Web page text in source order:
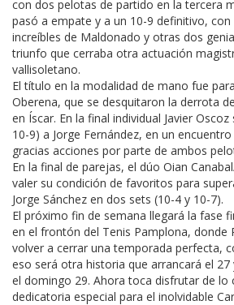
con dos pelotas de partido en la tercera
pasó a empate y a un 10-9 definitivo, con
increíbles de Maldonado y otras dos
triunfo que cerraba otra actuación
vallisoletano.
El título en la modalidad de mano fue
Oberena, que se desquitaron la derrota
en Íscar. En la final individual Javier
10-9) a Jorge Fernández, en un
gracias acciones por parte de ambos
En la final de parejas, el dúo Oian
valer su condición de favoritos para
Jorge Sánchez en dos sets (10-4 y 10-7).
El próximo fin de semana llegará la fase
en el frontón del Tenis Pamplona, donde
volver a cerrar una temporada perfecta,
eso será otra historia que arrancará el
el domingo 29. Ahora toca disfrutar de lo
dedicatoria especial para el inolvidable